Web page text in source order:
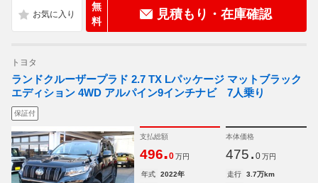
無
料
見積もり・在庫確認
トヨタ
ランドクルーザープラド 2.7 TX Lパッケージ マットブラック
エディション 4WD アルパイン9インチナビ 7人乗り
保証付
支払総額
496.0 万円
本体価格
475. 0 万円
年式 2022年 走行
3.7万km